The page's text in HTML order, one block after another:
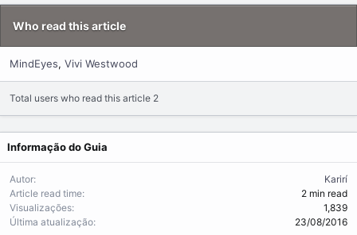
Who read this article
MindEyes Vivi Westwood
Total users who read this article 2
Informação do Guia
Autor
Karirí
Article read time
2 min read
Visualizações
1,839
Última atualização
23/08/2016